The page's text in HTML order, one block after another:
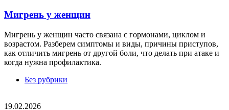
Мигрень у женщин
Мигрень у женщин часто связана с гормонами, циклом и
возрастом. Разберем симптомы и виды, причины приступов,
как отличить мигрень от другой боли, что делать при атаке и
когда нужна профилактика.
Без рубрики
19.02.2026